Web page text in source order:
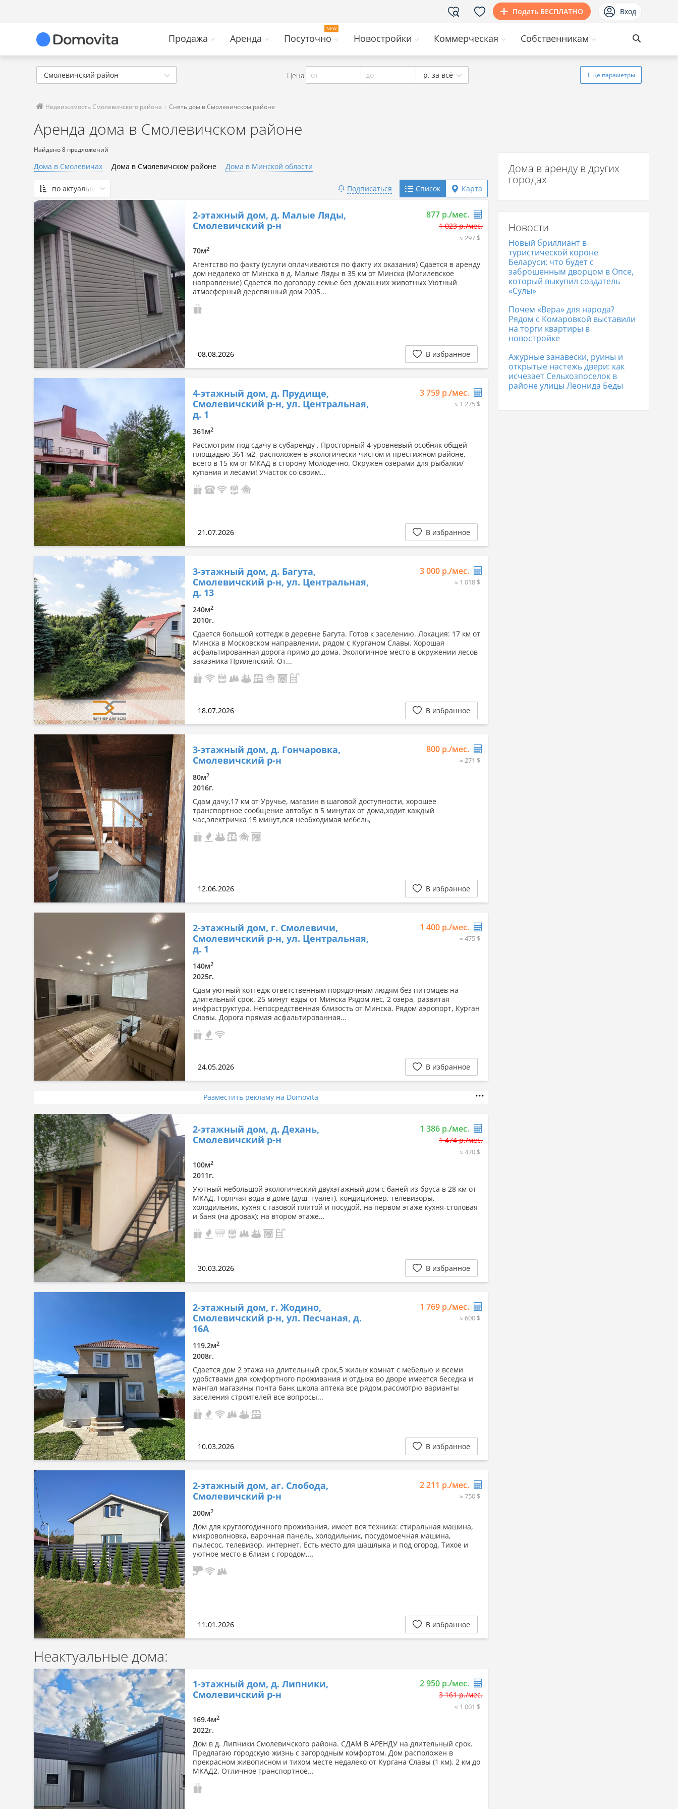
Подать БЕСПЛАТНО Вход
Продажа Аренда Посуточно Новостройки Коммерческая Собственникам
Смолевичский район Цена от до р. за всё Еще параметры
Недвижимость Смолевичского района Снять дом в Смолевичском районе
Аренда дома в Смолевичском районе
Найдено 8 предложений
Дома в Смолевичах Дома в Смолевичском районе Дома в Минской области
по актуальности
По актуальности
Сначала дешевые
Сначала дорогие
По комнатности: большая →
малая
По комнатности: малая →
большая
По площади: большая → малая
По площади: малая → большая
Подписаться Список Карта
2-этажный дом, д. Малые Ляды,
Смолевичский р-н
877 р./мес.
1 023 р./мес.
≈ 297 $
70м2
Агентство по факту (услуги оплачиваются по факту их оказания) Сдается в аренду
дом недалеко от Минска в д. Малые Ляды в 35 км от Минска (Могилевское
направление) Сдается по договору семье без домашних животных Уютный
атмосферный деревянный дом 2005...
08.08.2026 В избранное
4-этажный дом, д. Прудище,
Смолевичский р-н, ул. Центральная,
д. 1
3 759 р./мес.
≈ 1 275 $
361м2
Рассмотрим под сдачу в субаренду . Просторный 4-уровневый особняк общей
площадью 361 м2, расположен в экологически чистом и престижном районе,
всего в 15 км от МКАД в сторону Молодечно. Окружен озёрами для рыбалки/
купания и лесами! Участок со своим...
21.07.2026 В избранное
3-этажный дом, д. Багута,
Смолевичский р-н, ул. Центральная,
д. 13
3 000 р./мес.
≈ 1 018 $
240м2
2010г.
Сдается большой коттедж в деревне Багута. Готов к заселению. Локация: 17 км от
Минска в Московском направлении, рядом с Курганом Славы. Хорошая
асфальтированная дорога прямо до дома. Экологичное место в окружении лесов
заказника Прилепский. От...
18.07.2026 В избранное
3-этажный дом, д. Гончаровка,
Смолевичский р-н
800 р./мес.
≈ 271 $
80м2
2016г.
Сдам дачу,17 км от Уручье, магазин в шаговой доступности, хорошее
транспортное сообщение автобус в 5 минутах от дома,ходит каждый
час,электричка 15 минут,вся необходимая мебель,
12.06.2026 В избранное
2-этажный дом, г. Смолевичи,
Смолевичский р-н, ул. Центральная,
д. 1
1 400 р./мес.
≈ 475 $
140м2
2025г.
Сдам уютный коттедж ответственным порядочным людям без питомцев на
длительный срок. 25 минут езды от Минска Рядом лес, 2 озера, развитая
инфраструктура. Непосредственная близость от Минска. Рядом аэропорт, Курган
Славы. Дорога прямая асфальтированная...
24.05.2026 В избранное
Разместить рекламу на Domovita
2-этажный дом, д. Дехань,
Смолевичский р-н
1 386 р./мес.
1 474 р./мес.
≈ 470 $
100м2
2011г.
Уютный небольшой экологический двухэтажный дом с баней из бруса в 28 км от
МКАД. Горячая вода в доме (душ, туалет), кондиционер, телевизоры,
холодильник, кухня с газовой плитой и посудой, на первом этаже кухня-столовая
и баня (на дровах); на втором этаже...
30.03.2026 В избранное
2-этажный дом, г. Жодино,
Смолевичский р-н, ул. Песчаная, д.
16А
1 769 р./мес.
≈ 600 $
119.2м2
2008г.
Сдается дом 2 этажа на длительный срок,5 жилых комнат с мебелью и всеми
удобствами для комфортного проживания и отдыха во дворе имеется беседка и
мангал магазины почта банк школа аптека все рядом,рассмотрю варианты
заселения строителей все вопросы...
10.03.2026 В избранное
2-этажный дом, аг. Слобода,
Смолевичский р-н
2 211 р./мес.
≈ 750 $
200м2
Дом для круглогодичного проживания, имеет вся техника: стиральная машина,
микроволновка, варочная панель, холодильник, посудомоечная машина,
пылесос, телевизор, интернет. Есть место для шашлыка и под огород. Тихое и
уютное место в близи с городом,...
11.01.2026 В избранное
Неактуальные дома:
1-этажный дом, д. Липники,
Смолевичский р-н
2 950 р./мес.
3 161 р./мес.
≈ 1 001 $
169.4м2
2022г.
Дом в д. Липники Смолевичского района. СДАМ В АРЕНДУ на длительный срок.
Предлагаю городскую жизнь с загородным комфортом. Дом расположен в
прекрасном живописном и тихом месте недалеко от Кургана Славы (1 км), 2 км до
МКАД2. Отличное транспортное...
Дома в аренду в других
городах
Новости
Новый бриллиант в
туристической короне
Беларуси: что будет с
заброшенным дворцом в Опсе,
который выкупил создатель
«Сулы»
Почем «Вера» для народа?
Рядом с Комаровкой выставили
на торги квартиры в
новостройке
Ажурные занавески, руины и
открытые настежь двери: как
исчезает Сельхозпоселок в
районе улицы Леонида Беды